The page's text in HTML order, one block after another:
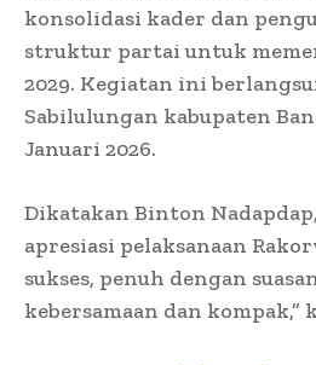
konsolidasi kader dan
struktur partai untuk
2029. Kegiatan ini
Sabilulungan kabupaten
Januari 2026.
Dikatakan Binton Nadapdap,
apresiasi pelaksanaan
sukses, penuh dengan
kebersamaan dan kompak,”